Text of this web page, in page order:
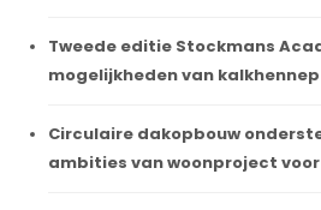
Tweede editie Stockmans
mogelijkheden van kalkhennep
Circulaire dakopbouw
ambities van woonproject